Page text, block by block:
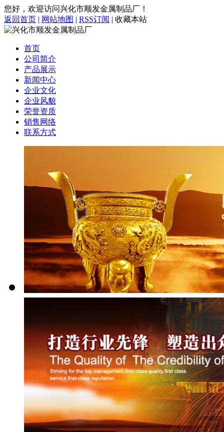
您好，欢迎访问兴化市顺发金属制品厂！
返回首页 | 网站地图 | RSS订阅 | 收藏本站
首页
公司简介
产品展示
新闻中心
企业文化
企业风貌
荣誉资质
销售网络
联系方式